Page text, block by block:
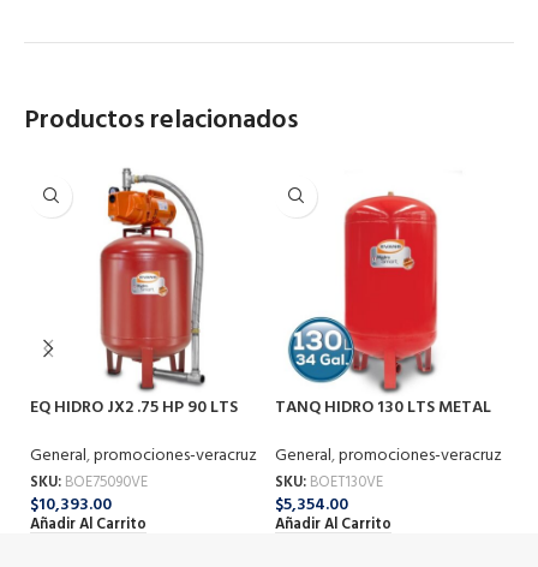
Productos relacionados
EQ HIDRO JX2 .75 HP 90 LTS
General,promociones-veracruz
SKU: BOE75090VE
$10,393.00
Añadir Al Carrito
TANQ HIDRO 130 LTS METAL
General,promociones-veracruz
SKU: BOET130VE
$5,354.00
Añadir Al Carrito